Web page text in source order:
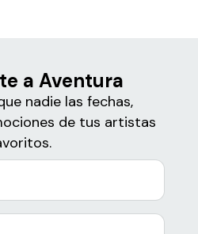
a Aventura
nadie las fechas,
de tus artistas